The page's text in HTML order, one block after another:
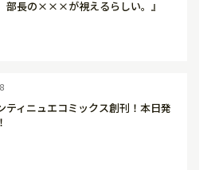
部長の×××が視えるらしい。』
ティニュエコミックス創刊！本日発